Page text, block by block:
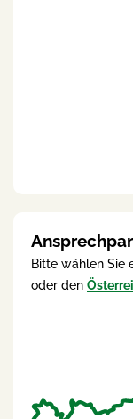
Bitte wählen Sie
oder den